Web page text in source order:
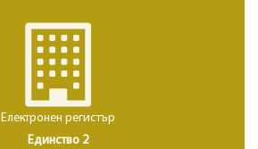
Електронен регистър
Единство 2